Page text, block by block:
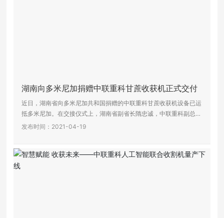
湖南向多米尼加捐赠中联重科甘蔗收获机正式交付
近日，湖南省向多米尼加共和国捐赠的中联重科甘蔗收获机设备已运
抵多米尼加。在交接仪式上，湖南省副省长隋忠诚，中联重科副总
裁、中联农机董事长、CEO熊焰明等通过视频连线，与多米尼加前总
发布时间：2021-04-19